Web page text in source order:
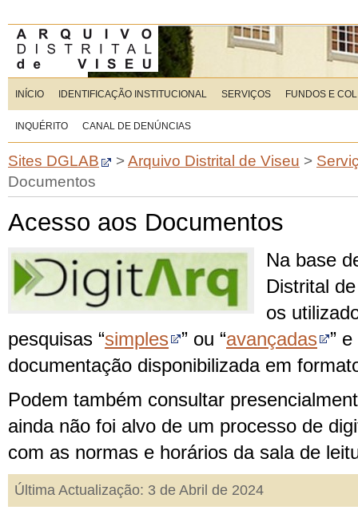
INÍCIO IDENTIFICAÇÃO INSTITUCIONAL SERVIÇOS FUNDOS E
INQUÉRITO CANAL DE DENÚNCIAS
Sites DGLAB >Arquivo Distrital de Viseu >
Documentos
Acesso aos Documentos
Na base
Distrital
os
pesquisas “simples ” ou “avançadas
”
documentação disponibilizada em
Podem também consultar
ainda não foi alvo de um processo de
com as normas e horários da sala de
Última Actualização: 3 de Abril de 2024